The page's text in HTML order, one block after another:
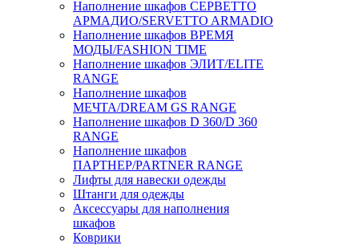
Наполнение шкафов СЕРВЕТТО
АРМАДИО/SERVETTO ARMADIO
Наполнение шкафов ВРЕМЯ
МОДЫ/FASHION TIME
Наполнение шкафов ЭЛИТ/ELITE
RANGE
Наполнение шкафов
МЕЧТА/DREAM GS RANGE
Наполнение шкафов D 360/D 360
RANGE
Наполнение шкафов
ПАРТНЕР/PARTNER RANGE
Лифты для навески одежды
Штанги для одежды
Аксессуары для наполнения
шкафов
Коврики